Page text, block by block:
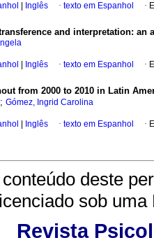
Inglês · texto em Espanhol ·
and interpretation: an
Inglês · texto em Espanhol ·
from 2000 to 2010 in Latin
; Gómez, Ingrid Carolina
Inglês · texto em Espanhol ·
deste
sob uma
Revista